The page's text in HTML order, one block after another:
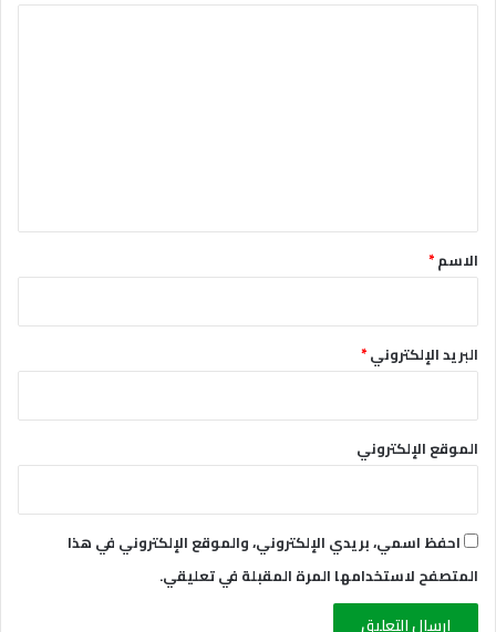
*الاسم*
البريد الإلكتروني*
الموقع الإلكتروني
احفظ اسمي، بريدي الإلكتروني، والموقع الإلكتروني في هذا
المتصفح لاستخدامها المرة المقبلة في تعليقي.